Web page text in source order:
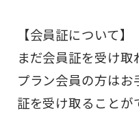
【会員証について】
まだ会員証を受け
プラン会員の方はお
証を受け取ることが